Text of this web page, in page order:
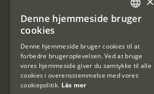
E-
post
(Påkrævet)
SWEDISH
Denne hjemmeside bruger
cookies
Denne hjemmeside bruger cookies til at
forbedre brugeroplevelsen. Ved at bruge
vores hjemmeside giver du samtykke til alle
cookies i overensstemmelse med vores
cookiepolitik. Läs mer